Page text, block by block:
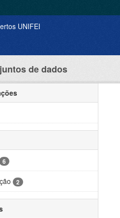
de dados
6
2